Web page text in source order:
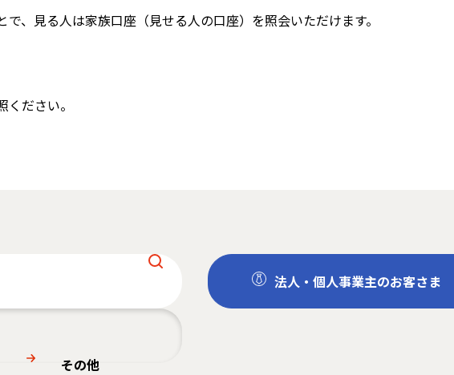
、見る人は家族口座（見せる人の口座）を照会いただけます。
ださい。
法人・個人事業主のお客さま
その他